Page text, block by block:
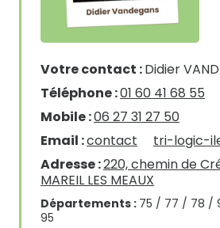
Votre contact :Didier
Téléphone :01 60 41 68 55
Mobile :06 27 31 27 50
Email :contact
tri-logic-
Adresse :220, chemin de
MAREIL LES MEAUX
Départements : 75 / 77 / 78 /
95